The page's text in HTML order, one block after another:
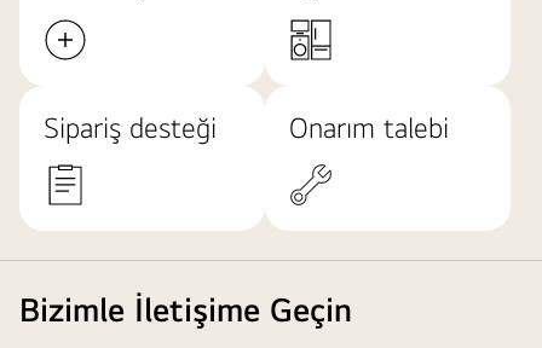
Sipariş desteği Onarım talebi
Bizimle İletişime Geçin